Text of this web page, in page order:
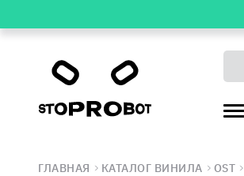
ГЛАВНАЯ КАТАЛОГ ВИНИЛА OST